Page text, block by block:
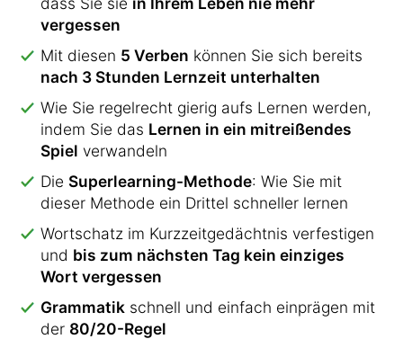
vergessen
Mit diesen 5 Verben können Sie sich bereits
nach 3 Stunden Lernzeit unterhalten
Wie Sie regelrecht gierig aufs Lernen werden,
indem Sie das Lernen in ein mitreißendes
Spiel verwandeln
Die Superlearning-Methode: Wie Sie mit
dieser Methode ein Drittel schneller lernen
Wortschatz im Kurzzeitgedächtnis verfestigen
und bis zum nächsten Tag kein einziges
Wort vergessen
Grammatik schnell und einfach einprägen mit
der 80/20-Regel